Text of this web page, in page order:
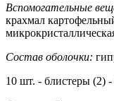
Вспомогательные
крахмал
Состав оболочки:
10 шт. - блистеры (2)